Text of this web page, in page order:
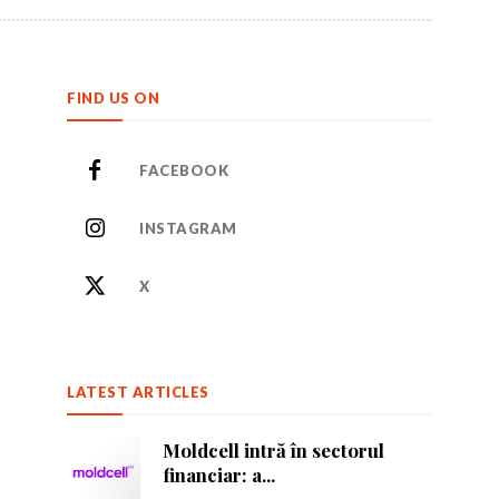
care inspiră.
care inspiră.
FIND US ON
FACEBOOK
INSTAGRAM
X
LATEST ARTICLES
Moldcell intră în sectorul
financiar: a...